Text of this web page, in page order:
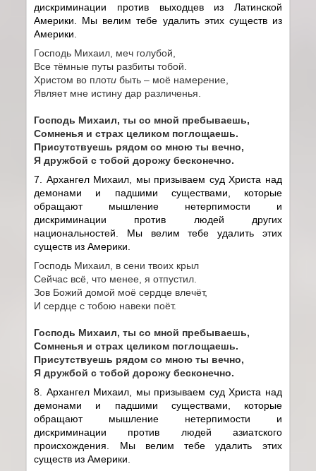
дискриминации против выходцев из Латинской
Америки. Мы велим тебе удалить этих существ из
Америки.
Господь Михаил, меч голубой,
Все тёмные путы разбиты тобой.
Христом во плоти быть – моё намерение,
Являет мне истину дар различенья.
Господь Михаил, ты со мной пребываешь,
Сомненья и страх целиком поглощаешь.
Присутствуешь рядом со мною ты вечно,
Я дружбой с тобой дорожу бесконечно.
7. Архангел Михаил, мы призываем суд Христа над
демонами и падшими существами, которые
обращают мышление нетерпимости и
дискриминации против людей других
национальностей. Мы велим тебе удалить этих
существ из Америки.
Господь Михаил, в сени твоих крыл
Сейчас всё, что менее, я отпустил.
Зов Божий домой моё сердце влечёт,
И сердце с тобою навеки поёт.
Господь Михаил, ты со мной пребываешь,
Сомненья и страх целиком поглощаешь.
Присутствуешь рядом со мною ты вечно,
Я дружбой с тобой дорожу бесконечно.
8. Архангел Михаил, мы призываем суд Христа над
демонами и падшими существами, которые
обращают мышление нетерпимости и
дискриминации против людей азиатского
происхождения. Мы велим тебе удалить этих
существ из Америки.